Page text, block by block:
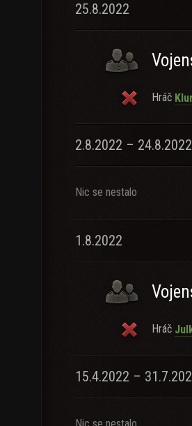
25.8.2022
Hráč
2.8.2022 – 24.8.2022
Nic se nestalo
1.8.2022
Hráč
15.4.2022 –